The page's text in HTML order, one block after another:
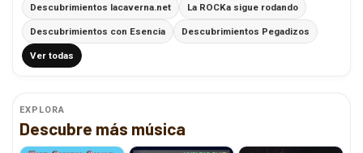
Descubrimientos lacaverna.net La ROCKa sigue rodando
Descubrimientos con Esencia Descubrimientos Pegadizos
Ver todas
EXPLORA
Descubre más música